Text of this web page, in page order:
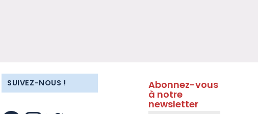
SUIVEZ-NOUS ! Abonnez-vous
à notre
newsletter